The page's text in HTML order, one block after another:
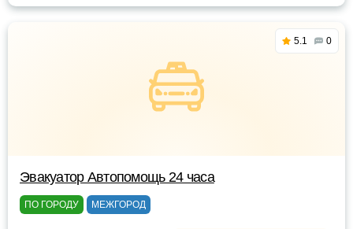
5.1 0
Эвакуатор Автопомощь 24 часа
ПО ГОРОДУ МЕЖГОРОД